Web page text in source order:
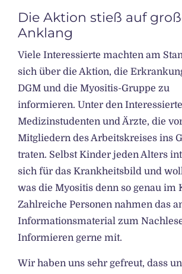
Die Aktion stieß auf
Anklang
Viele Interessierte machten am
sich über die Aktion, die
DGM und die Myositis-Gruppe zu
informieren. Unter den
Medizinstudenten und Ärzte, die
Mitgliedern des Arbeitskreises ins
traten. Selbst Kinder jeden Alters
sich für das Krankheitsbild und
was die Myositis denn so genau im
Zahlreiche Personen nahmen das
Informationsmaterial zum
Informieren gerne mit.
Wir haben uns sehr gefreut, dass